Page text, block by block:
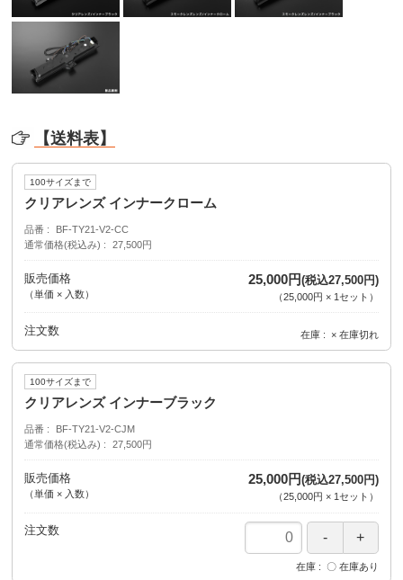
【送料表】
100サイズまで
クリアレンズ インナークローム
品番
BF-TY21-V2-CC
通常価格(税込み)
27,500円
販売価格
（単価 × 入数）
25,000円(税込27,500円)
（25,000円 × 1セット ）
注文数 在庫 × 在庫切れ
100サイズまで
クリアレンズ インナーブラック
品番
BF-TY21-V2-CJM
通常価格(税込み)
27,500円
販売価格
（単価 × 入数）
25,000円(税込27,500円)
（25,000円 × 1セット ）
注文数
在庫 〇 在庫あり